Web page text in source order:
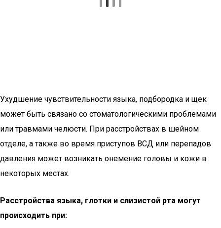
Ухудшение чувствительности языка, подбородка и щек
может быть связано со стоматологическими проблемами
или травмами челюсти. При расстройствах в шейном
отделе, а также во время приступов ВСД или перепадов
давления может возникать онемение головы и кожи в
некоторых местах.
Расстройства языка, глотки и слизистой рта могут
происходить при: